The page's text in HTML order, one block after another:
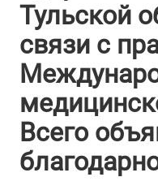
Тульской
связи с
Всего